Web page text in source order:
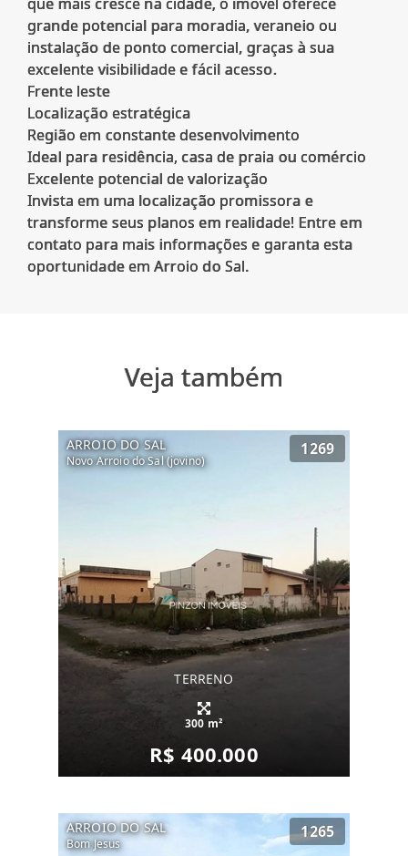
grande potencial para moradia, veraneio ou
instalação de ponto comercial, graças à sua
excelente visibilidade e fácil acesso.
Frente leste
Localização estratégica
Região em constante desenvolvimento
Ideal para residência, casa de praia ou comércio
Excelente potencial de valorização
Invista em uma localização promissora e
transforme seus planos em realidade! Entre em
contato para mais informações e garanta esta
Veja também
ARROIO DO SAL
Novo Arroio do Sal (jovino)
1269
TERRENO
300 m²
R$ 400.000
ARROIO DO SAL
Bom Jesus
1265